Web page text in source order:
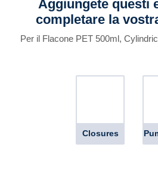
Aggiungete questi
completare la
Per il Flacone PET 500ml,
Closures